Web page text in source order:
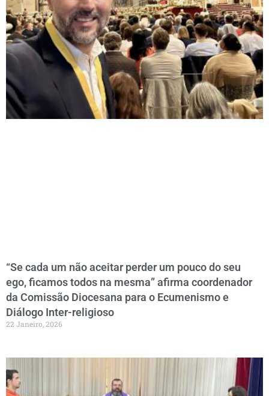
“Se cada um não aceitar perder um pouco do seu
ego, ficamos todos na mesma” afirma coordenador
da Comissão Diocesana para o Ecumenismo e
Diálogo Inter-religioso
22 Janeiro, 2026